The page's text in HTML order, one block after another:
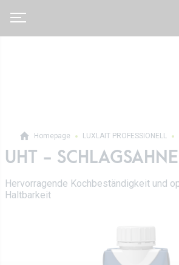
Luxlait
Pro
Vertrieb
Über uns
Homepage LUXLAIT PROFESSIONELL
UHT - SCHLAGSAHNE
Hervorragende Kochbeständigkeit und
Haltbarkeit